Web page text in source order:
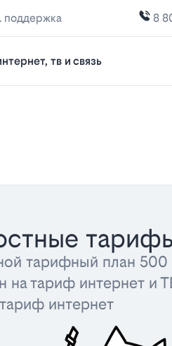
поддержка 8
тв и связь
тарифный план
на тариф интернет и
интернет